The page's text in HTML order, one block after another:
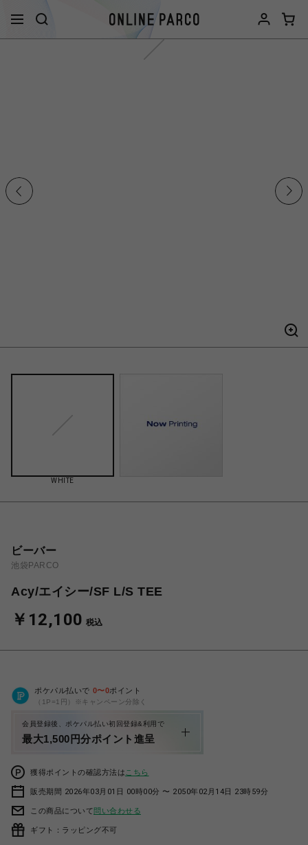
WHITE
ビーバー
池袋PARCO
Acy/エイシー/SF L/S TEE
￥12,100 税込
ポケパル払いで 0〜0ポイント
（1P=1円）※キャンペーン分除く
会員登録後、ポケパル払い初回登録&利用で
最大1,500円分ポイント進呈
獲得ポイントの確認方法は こちら
販売期間 2026年03月01日 00時00分 〜 2050年02月14日 23時59分
この商品について問い合わせる
ギフト：ラッピング不可